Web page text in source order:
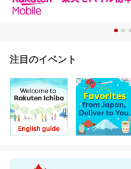
注目のイベント